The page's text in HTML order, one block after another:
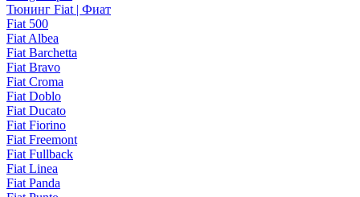
Тюнинг Fiat | Фиат
Fiat 500
Fiat Albea
Fiat Barchetta
Fiat Bravo
Fiat Croma
Fiat Doblo
Fiat Ducato
Fiat Fiorino
Fiat Freemont
Fiat Fullback
Fiat Linea
Fiat Panda